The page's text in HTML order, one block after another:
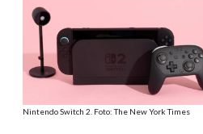
Nintendo Switch 2. Foto: The New York Times